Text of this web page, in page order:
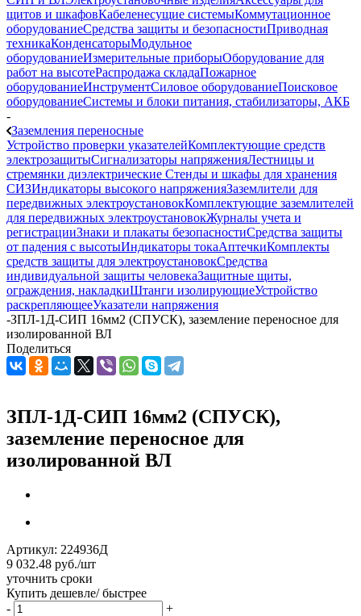
щитов и шкафовКабеленесущие системыКоммутационное
оборудованиеСредства защиты и безопасностиПриводная
техникаКонденсаторыМодульное
оборудованиеИзмерительные приборыОборудование для
работ на высотеРаспродажа складаПожарное
оборудованиеИнструментСиловое оборудованиеПоисковое
оборудованиеСистемы и блоки питания, стабилизаторы, АКБ
-
Заземления переносные
Устройство проверки указателейКомплектующие средств
электрозащитыСигнализаторы напряженияЛестницы и
стремянки диэлектрические Стенды и шкафы для хранения
СИЗИндикаторы высокого напряженияЗаземлители для
передвижных электроустановокКомплектующие заземлителей
для передвижных электроустановокЖурналы учета и
регистрацииЗнаки и плакаты безопасностиСредства защиты
от падения с высотыИндикаторы токаАптечкиКомплекты
средств защиты для электроустановокСредства
индивидуальной защиты человекаЗащитные щиты,
ограждения, накладкиШтанги изолирующиеУстройство
раскрепляющееУказатели напряжения
-ЗПЛ-1Д-СИП 16мм2 (СПУСК), заземление переносное для
изолированной ВЛ
Поделиться
ЗПЛ-1Д-СИП 16мм2 (СПУСК),
заземление переносное для
изолированной ВЛ
Артикул: 224936Д
9 032.48 руб./шт
уточнить сроки
Купить дешевле/ быстрее
-
+